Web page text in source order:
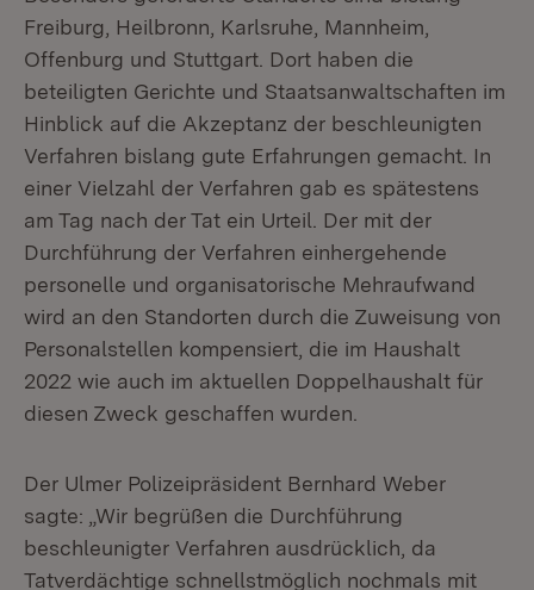
Freiburg, Heilbronn, Karlsruhe, Mannheim,
Offenburg und Stuttgart. Dort haben die
beteiligten Gerichte und Staatsanwaltschaften im
Hinblick auf die Akzeptanz der beschleunigten
Verfahren bislang gute Erfahrungen gemacht. In
einer Vielzahl der Verfahren gab es spätestens
am Tag nach der Tat ein Urteil. Der mit der
Durchführung der Verfahren einhergehende
personelle und organisatorische Mehraufwand
wird an den Standorten durch die Zuweisung von
Personalstellen kompensiert, die im Haushalt
2022 wie auch im aktuellen Doppelhaushalt für
diesen Zweck geschaffen wurden.
Der Ulmer Polizeipräsident Bernhard Weber
sagte: „Wir begrüßen die Durchführung
beschleunigter Verfahren ausdrücklich, da
Tatverdächtige schnellstmöglich nochmals mit